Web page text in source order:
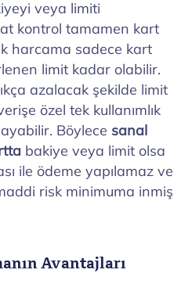
veya limiti
kontrol tamamen kart
harcama sadece kart
limit kadar olabilir.
azalacak şekilde limit
özel tek kullanımlık
Böylece sanal
bakiye veya limit olsa
ile ödeme yapılamaz ve
risk minimuma inmiş
Avantajları